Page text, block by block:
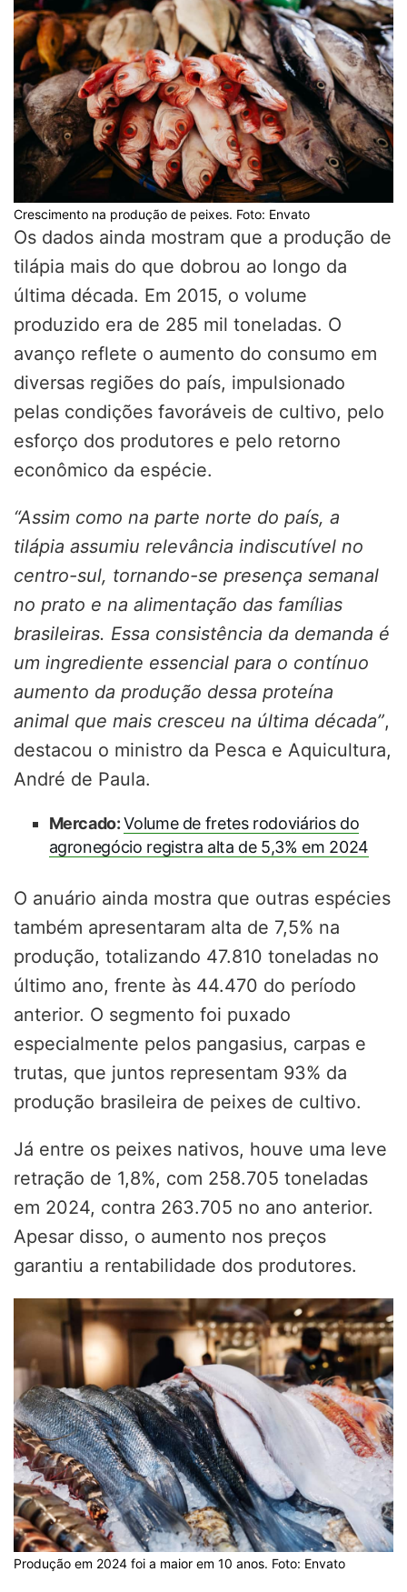
Crescimento na produção de peixes. Foto: Envato
Os dados ainda mostram que a produção de
tilápia mais do que dobrou ao longo da
última década. Em 2015, o volume
produzido era de 285 mil toneladas. O
avanço reflete o aumento do consumo em
diversas regiões do país, impulsionado
pelas condições favoráveis de cultivo, pelo
esforço dos produtores e pelo retorno
econômico da espécie.
“Assim como na parte norte do país, a
tilápia assumiu relevância indiscutível no
centro-sul, tornando-se presença semanal
no prato e na alimentação das famílias
brasileiras. Essa consistência da demanda é
um ingrediente essencial para o contínuo
aumento da produção dessa proteína
animal que mais cresceu na última década”,
destacou o ministro da Pesca e Aquicultura,
André de Paula.
Mercado:Volume de fretes rodoviários do
agronegócio registra alta de 5,3% em 2024
O anuário ainda mostra que outras espécies
também apresentaram alta de 7,5% na
produção, totalizando 47.810 toneladas no
último ano, frente às 44.470 do período
anterior. O segmento foi puxado
especialmente pelos pangasius, carpas e
trutas, que juntos representam 93% da
produção brasileira de peixes de cultivo.
Já entre os peixes nativos, houve uma leve
retração de 1,8%, com 258.705 toneladas
em 2024, contra 263.705 no ano anterior.
Apesar disso, o aumento nos preços
garantiu a rentabilidade dos produtores.
Produção em 2024 foi a maior em 10 anos. Foto: Envato